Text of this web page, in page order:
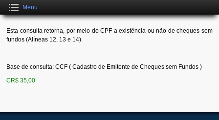
Menu
Esta consulta retorna, por meio do CPF a existência ou não de cheques sem
fundos (Alíneas 12, 13 e 14).
Base de consulta: CCF ( Cadastro de Emitente de Cheques sem Fundos )
CR$ 35,00